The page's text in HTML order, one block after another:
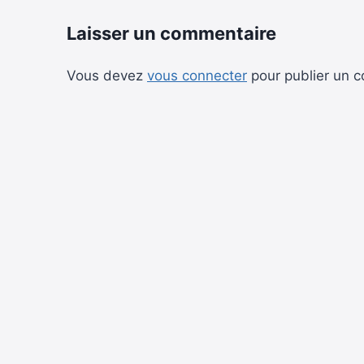
Laisser un commentaire
Vous devez vous connecter pour publier un